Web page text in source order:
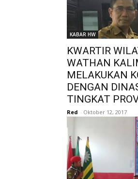
KABAR HW
KWARTIR
WATHAN
MELAKUKAN
DENGAN
TINGKAT
Red - Oktober 12, 2017